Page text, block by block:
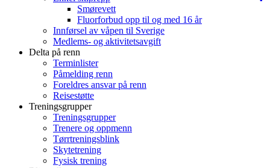
Smørevett
Fluorforbud opp til og med 16 år
Innførsel av våpen til Sverige
Medlems- og aktivitetsavgift
Delta på renn
Terminlister
Påmelding renn
Foreldres ansvar på renn
Reisestøtte
Treningsgrupper
Treningsgrupper
Trenere og oppmenn
Tørrtreningsblink
Skytetrening
Fysisk trening